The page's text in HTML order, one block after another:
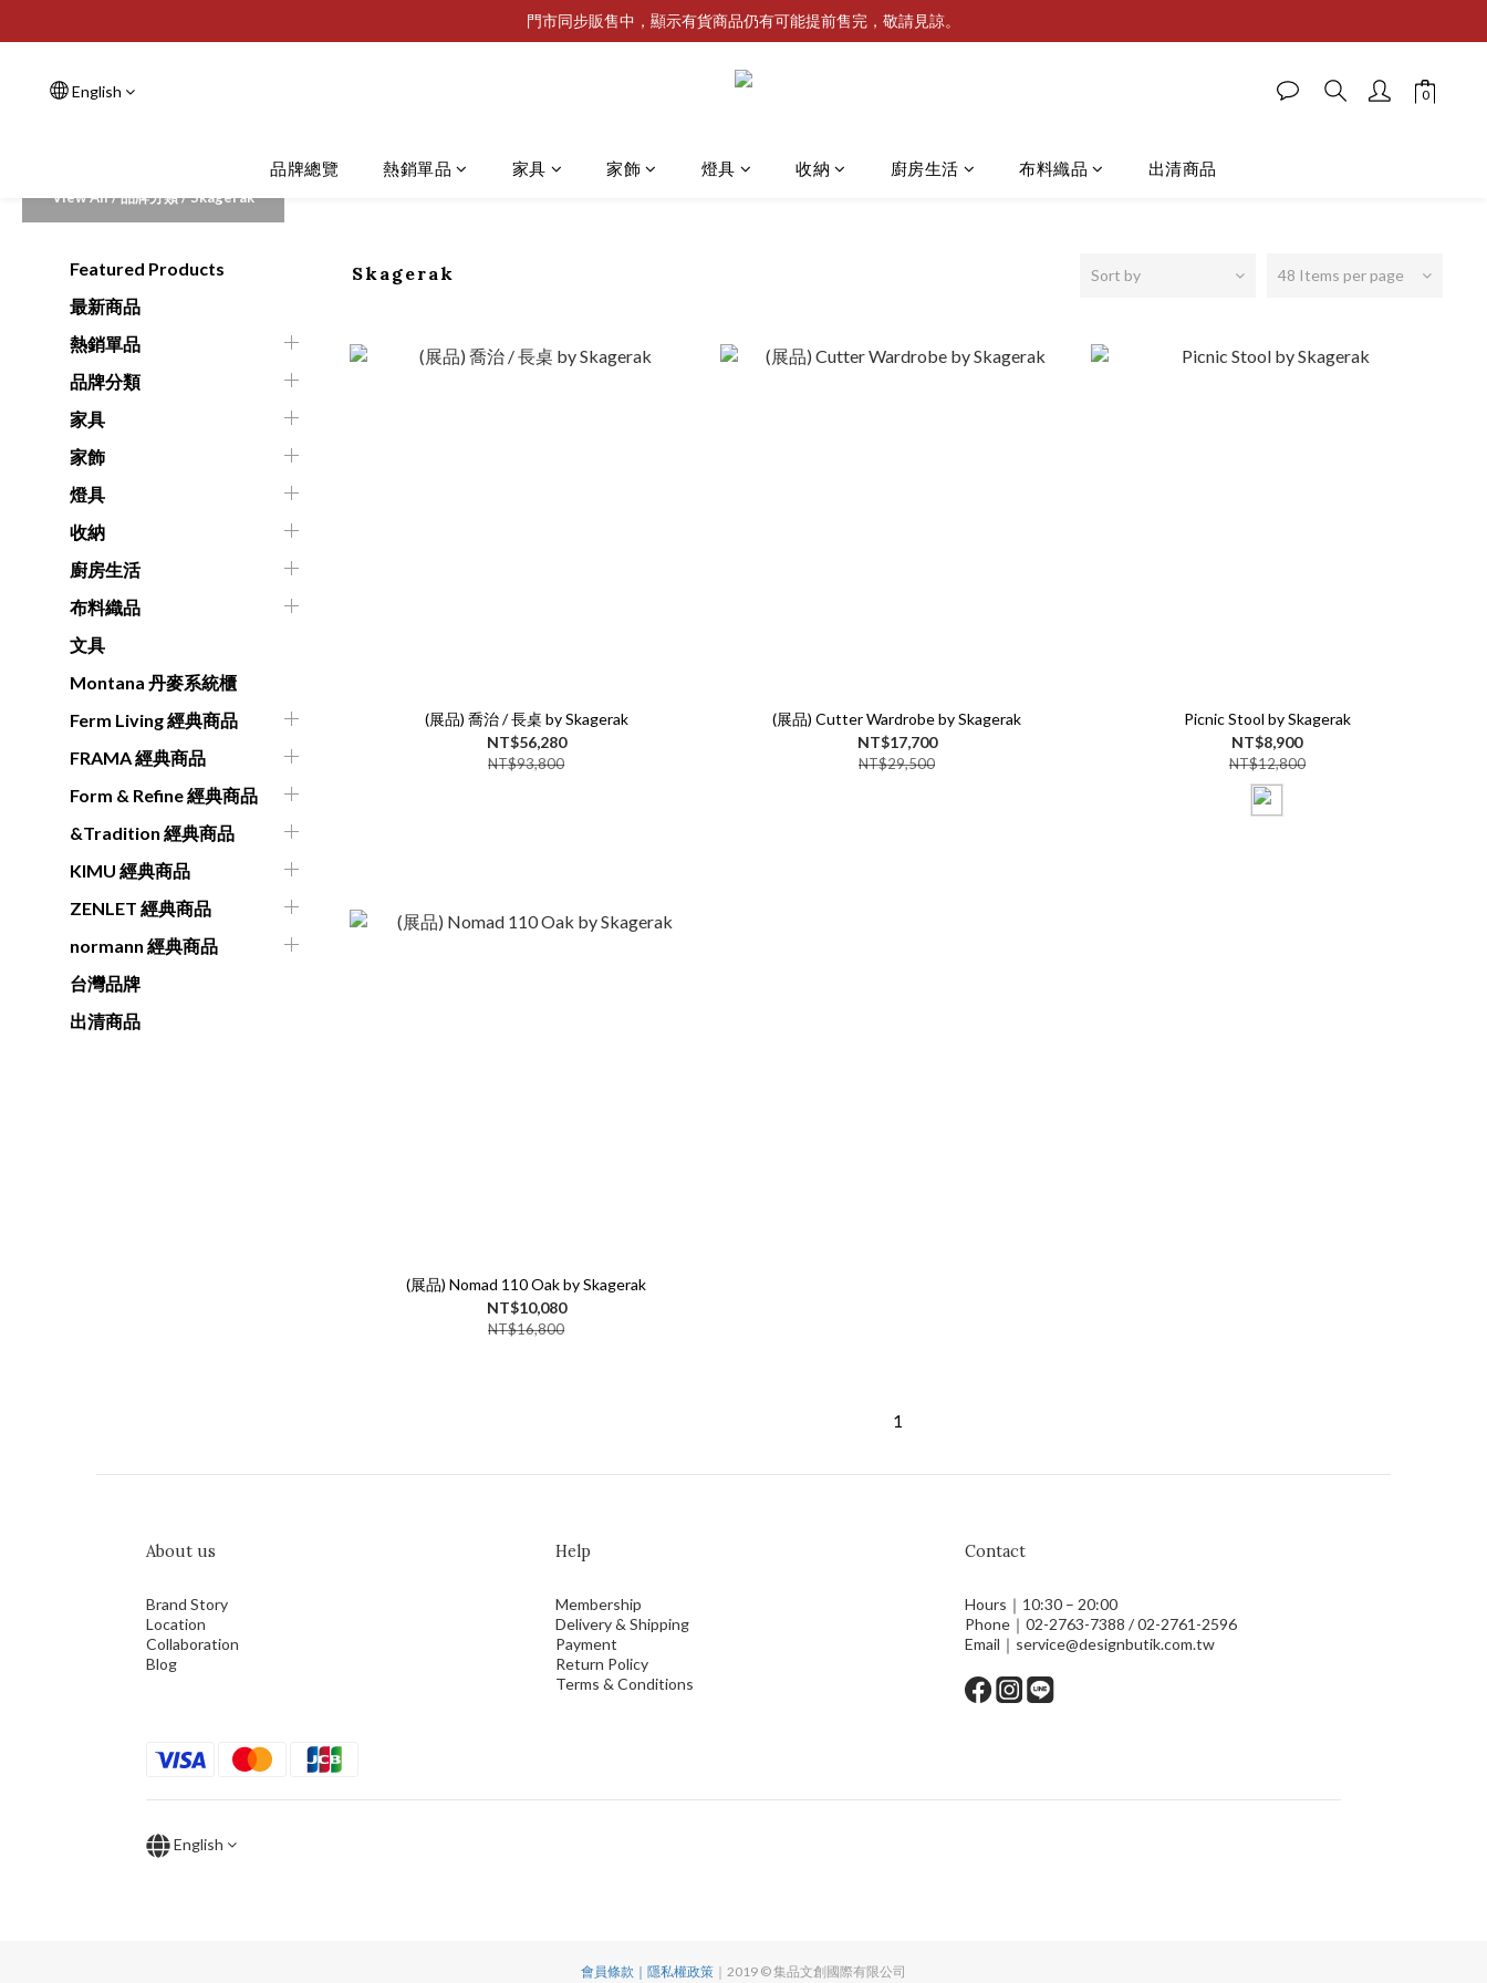
門市同步販售中，顯示有貨商品仍有可能提前售完，敬請見諒。
English
品牌總覽 熱銷單品 家具 家飾 燈具 收納 廚房生活 布料織品 出清商品
View All/品牌分類/Skagerak
Featured Products
最新商品
熱銷單品
品牌分類
家具
家飾
燈具
收納
廚房生活
布料織品
文具
Montana 丹麥系統櫃
Ferm Living 經典商品
FRAMA 經典商品
Form & Refine 經典商品
&Tradition 經典商品
KIMU 經典商品
ZENLET 經典商品
normann 經典商品
台灣品牌
出清商品
Skagerak Sort by 48 Items per page
(展品) 喬治 / 長桌 by Skagerak
NT$56,280
NT$93,800
(展品) Cutter Wardrobe by Skagerak
NT$17,700
NT$29,500
Picnic Stool by Skagerak
NT$8,900
NT$12,800
(展品) Nomad 110 Oak by Skagerak
NT$10,080
NT$16,800
1
About us
Brand Story
Location
Collaboration
Blog
Help
Membership
Delivery & Shipping
Payment
Return Policy
Terms & Conditions
Contact
Hours｜10:30 – 20:00
Phone｜02-2763-7388 / 02-2761-2596
Email｜service@designbutik.com.tw
English
會員條款｜隱私權政策 ｜2019 © 集品文創國際有限公司